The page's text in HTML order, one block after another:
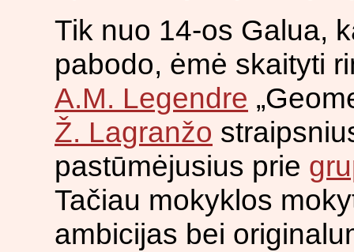
Tik nuo 14-os Galua,
pabodo, ėmė skaityti
A.M. Legendre
Ž. Lagranžo
pastūmėjusius prie
Tačiau mokyklos
ambicijas bei